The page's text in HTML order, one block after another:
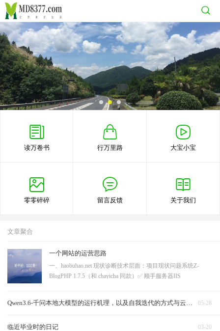
读万卷书 行万里路 大宝小宝
零零碎碎 留言反馈 关于我们
文章聚合
一个网站的运营思路
一、haobuhao.net 现状诊断技术层面：项目现状问题系统Z-
BlogPHP 1.7.5（和 chayicha 同款）✅ 顺手服务器IIS
擎收录靠运气URL 结构?
05-28
03-20
临近毕业时的日记